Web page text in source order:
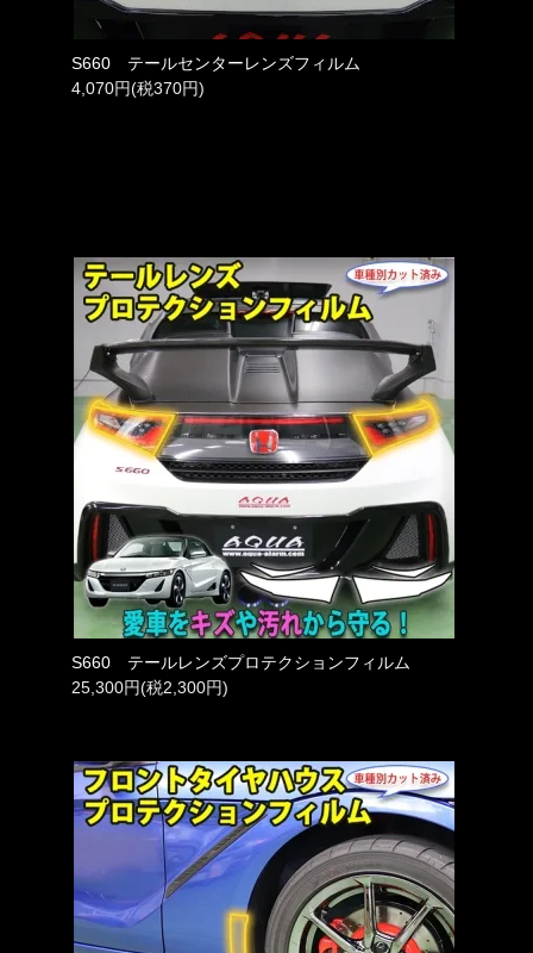
S660 テールセンターレンズフィルム
4,070円(税370円)
S660 テールレンズプロテクションフィルム
25,300円(税2,300円)